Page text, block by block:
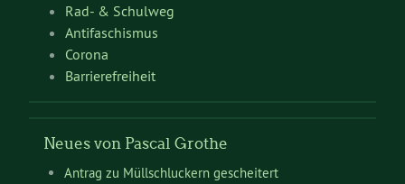
Rad- & Schulweg
Antifaschismus
Corona
Barrierefreiheit
Neues von Pascal Grothe
Antrag zu Müllschluckern gescheitert